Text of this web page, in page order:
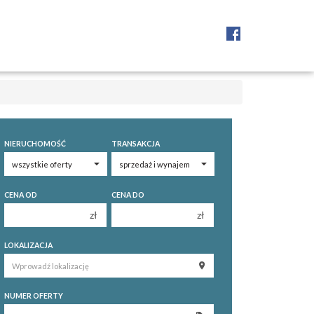
NIERUCHOMOŚĆ TRANSAKCJA
CENA OD
zł
200 000 zł
250 000 zł
300 000 zł
CENA DO
zł
200 000 zł
250 000 zł
LOKALIZACJA
NUMER OFERTY